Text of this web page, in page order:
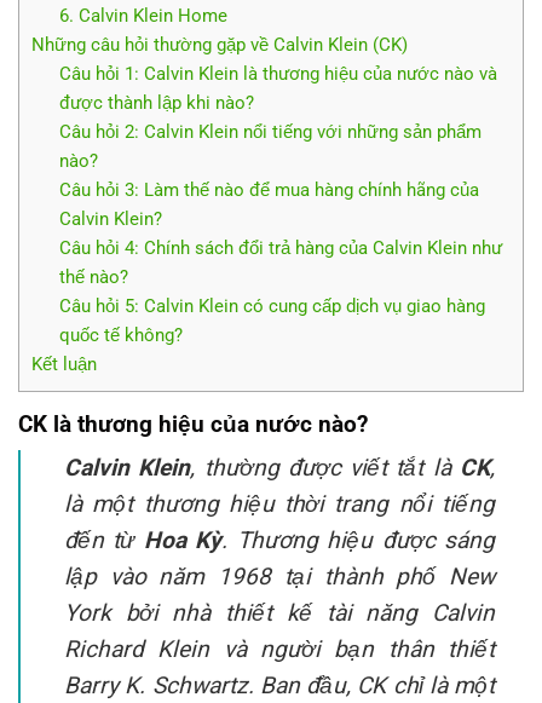
6. Calvin Klein Home
Những câu hỏi thường gặp về Calvin Klein (CK)
Câu hỏi 1: Calvin Klein là thương hiệu của nước nào và
được thành lập khi nào?
Câu hỏi 2: Calvin Klein nổi tiếng với những sản phẩm
nào?
Câu hỏi 3: Làm thế nào để mua hàng chính hãng của
Calvin Klein?
Câu hỏi 4: Chính sách đổi trả hàng của Calvin Klein như
thế nào?
Câu hỏi 5: Calvin Klein có cung cấp dịch vụ giao hàng
quốc tế không?
Kết luận
CK là thương hiệu của nước nào?
Calvin Klein, thường được viết tắt làCK,
là một thương hiệu thời trang nổi tiếng
đến từ Hoa Kỳ. Thương hiệu được sáng
lập vào năm 1968 tại thành phố New
York bởi nhà thiết kế tài năng Calvin
Richard Klein và người bạn thân thiết
Barry K. Schwartz. Ban đầu, CK chỉ là một